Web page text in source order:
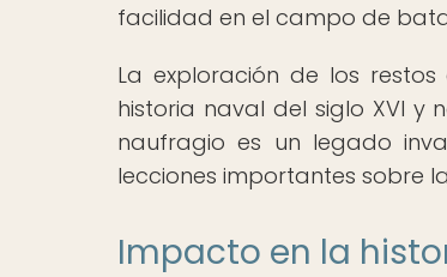
facilidad en el campo de
La exploración de los
historia naval del siglo XVI y
naufragio es un legado
lecciones importantes sobre
Impacto en la